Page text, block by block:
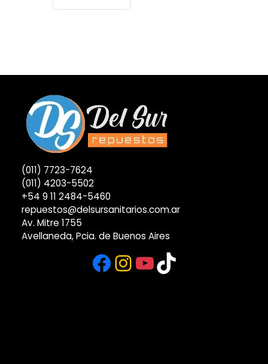
(011) 7723-7624
(011) 4203-5502
+54 9 11 2484-5460
repuestos@delsursanitarios.com.ar
Av. Mitre 1755
Avellaneda, Pcia. de Buenos Aires
Facebook
Instagram
YouTube
TikTok